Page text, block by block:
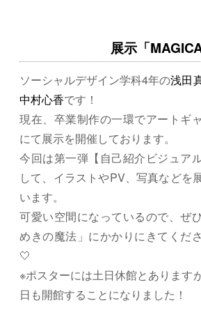
展示「
ソーシャルデザイン学科4年の浅田
中村心香です！
現在、卒業制作の一環でアートギ
にて展示を開催しております。
今回は第一弾【自己紹介ビジュア
して、イラストやPV、写真などを
います。
可愛い空間になっているので、ぜ
めきの魔法」にかかりにきてくだ
🤍
※ポスターには土日休館とあります
日も開館することになりました！